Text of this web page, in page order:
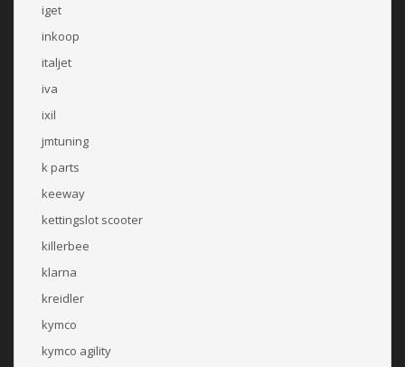
iget
inkoop
italjet
iva
ixil
jmtuning
k parts
keeway
kettingslot scooter
killerbee
klarna
kreidler
kymco
kymco agility